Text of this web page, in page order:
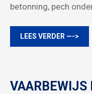
betonning, pech
LEES VERDER —->
VAARBEWIJS